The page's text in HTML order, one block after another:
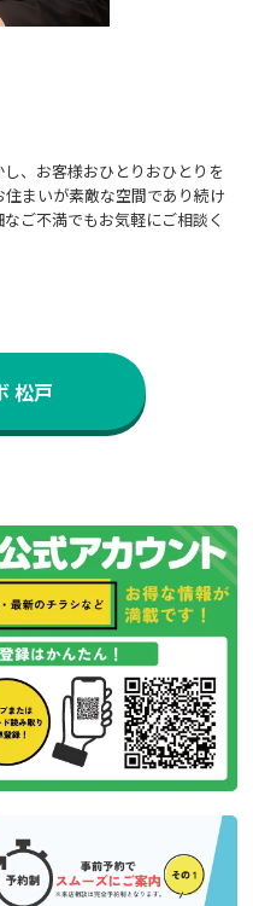
、お客様おひとりおひとりを
まいが素敵な空間であり続け
ご不満でもお気軽にご相談く
松戸